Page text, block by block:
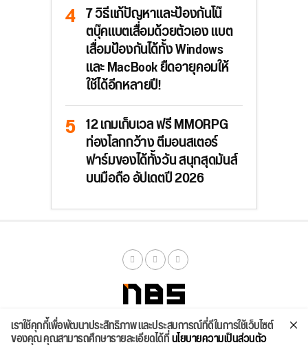
7 วิธีแก้ปัญหาและป้องกันโน๊
ตบุ๊คแบตเสื่อมด้วยตัวเอง แบต
เสื่อมป้องกันได้ทั้ง Windows
และ MacBook ยืดอายุคอมให้
ใช้ได้อีกหลายปี!
12 เกมเก็บเวล ฟรี MMORPG
ท่องโลกกว้าง ตีมอนสเตอร์
ฟาร์มของได้ทั้งวัน สนุกสุดมันส์
บนมือถือ อัปเดตปี 2026
จัดสเปค ค้นหา บทความ รีวิวล่าสุด บทความยอดนิยม ติดต่อเรา
เราใช้คุกกี้เพื่อพัฒนาประสิทธิภาพ และประสบการณ์ที่ดีในการใช้เว็บไซต์
ของคุณ คุณสามารถศึกษารายละเอียดได้ที่นโยบายความเป็นส่วนตัว